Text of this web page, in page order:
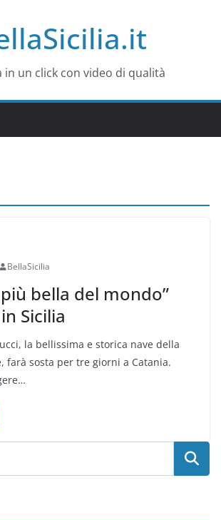
in un click con video di qualità
BellaSicilia
più bella del mondo”
Sicilia
la bellissima e storica nave della
farà sosta per tre giorni a Catania.